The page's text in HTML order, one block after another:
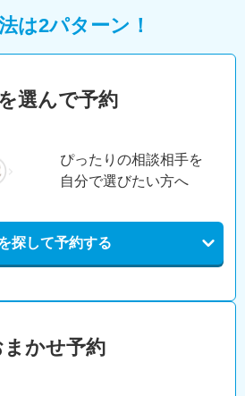
は2パターン！
選んで予約
ぴったりの相談相手を
自分で選びたい方へ
探して予約する
まかせ予約